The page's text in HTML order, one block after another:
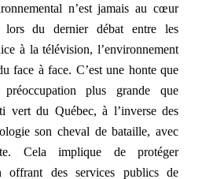
n’est jamais au cœur
lors du dernier débat entre les
ce à la télévision, l’environnement
face à face. C’est une honte que
plus grande que
vert du Québec, à l’inverse des
son cheval de bataille, avec
Cela implique de protéger
offrant des services publics de